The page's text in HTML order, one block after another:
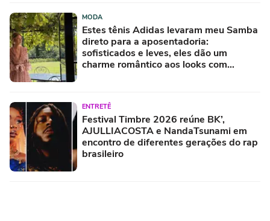
MODA
Estes tênis Adidas levaram meu Samba
direto para a aposentadoria:
sofisticados e leves, eles dão um
charme romântico aos looks com
ENTRETÊ
Festival Timbre 2026 reúne BK’,
AJULLIACOSTA e NandaTsunami em
encontro de diferentes gerações do rap
brasileiro